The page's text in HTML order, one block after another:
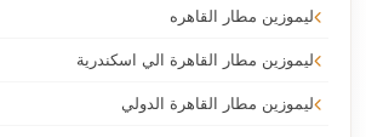
ليموزين مطار القاهره
ليموزين مطار القاهرة الي اسكندرية
ليموزين مطار القاهرة الدولي